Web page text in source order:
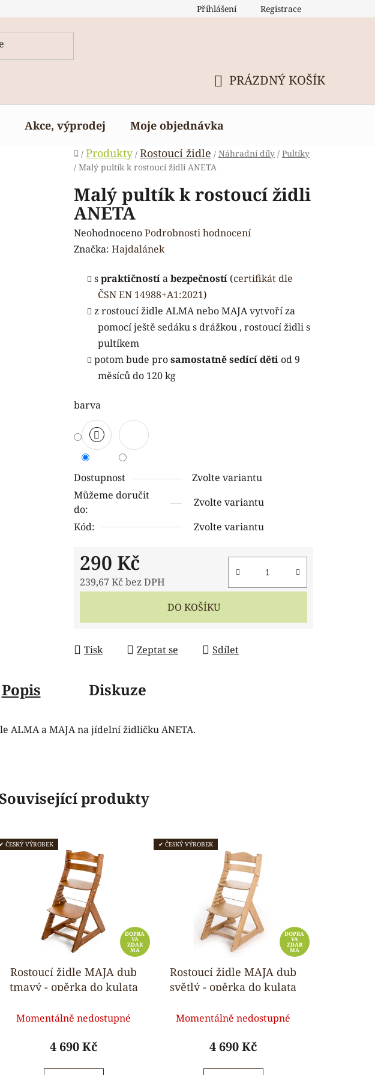
Přihlášení Registrace
KOŠÍK
PRÁZDNÝ KOŠÍK
Akce, výprodej Moje objednávka
Domů
/ Produkty / Rostoucí židle / Náhradní díly / Pultíky
/ Malý pultík k rostoucí židli ANETA
Malý pultík k rostoucí židli
ANETA
Průměrné
hodnocení
hvězdiček.
NeohodnocenoPodrobnosti hodnocení
Značka: Hajdalánek
spraktičnostíabezpečností (certifikát dle
ČSN EN 14988+A1:2021)
z rostoucí židle ALMA nebo MAJA vytvoří za
pomocí ještě sedáku s drážkou , rostoucí židli s
pultíkem
potom bude prosamostatně sedící dětiod 9
měsíců do 120 kg
barva
Dostupnost
Zvolte variantu
Můžeme doručit
do:
Zvolte variantu
Kód:
Zvolte variantu
290 Kč
239,67 Kč bez DPH
DO KOŠÍKU
Tisk Zeptat se Sdílet
Popis Diskuze
ALMA a MAJA na jídelní židličku ANETA.
produkty
✔ ČESKÝ VÝROBEK
DOPRA
VA
ZDAR
MA
Rostoucí židle MAJA dub
tmavý - opěrka do kulata
hodnocení
produktu
Momentálně nedostupné
4 690 Kč
✔ ČESKÝ VÝROBEK
DOPRA
VA
ZDAR
MA
Rostoucí židle MAJA dub
světlý - opěrka do kulata
hodnocení
produktu
Momentálně nedostupné
4 690 Kč